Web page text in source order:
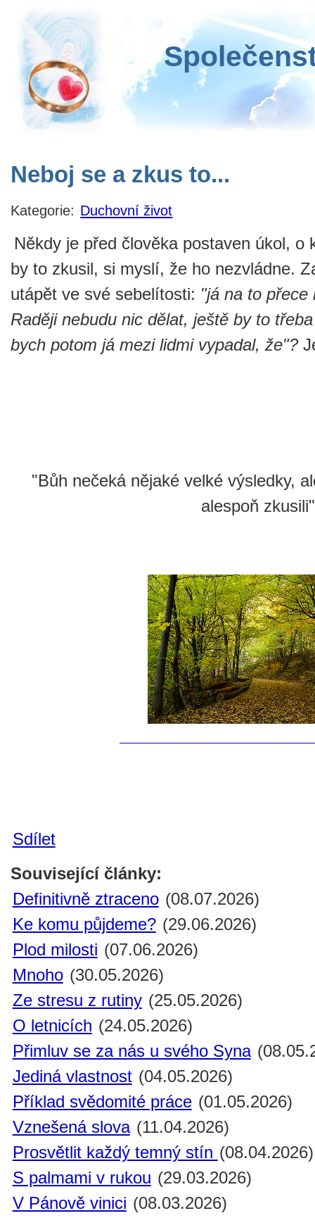
Neboj se a zkus to...
Kategorie: Duchovní život
Někdy je před člověka postaven úkol, o
by to zkusil, si myslí, že ho nezvládne.
utápět ve své sebelítosti: "já na to přece
Raději nebudu nic dělat, ještě by to
bych potom já mezi lidmi vypadal, že"?
"Bůh nečeká nějaké velké výsledky,
alespoň
Sdílet
Související články:
Definitivně ztraceno (08.07.2026)
Ke komu půjdeme? (29.06.2026)
Plod milosti (07.06.2026)
Mnoho (30.05.2026)
Ze stresu z rutiny (25.05.2026)
O letnicích (24.05.2026)
Přimluv se za nás u svého Syna
Jediná vlastnost (04.05.2026)
Příklad svědomité práce (01.05.2026)
Vznešená slova (11.04.2026)
Prosvětlit každý temný stín (08.04.2026)
S palmami v rukou (29.03.2026)
V Pánově vinici (08.03.2026)